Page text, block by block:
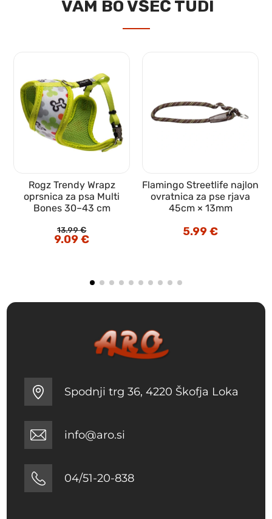
VAM BO VŠEČ TUDI
Rogz Trendy Wrapz
oprsnica za psa Multi
Bones 30–43 cm
13.99€
Izvirna
cena
9.09€Trenutna
cena
Flamingo Streetlife najlon
ovratnica za pse rjava
45cm × 13mm
5.99€
Spodnji trg 36, 4220 Škofja Loka
info@aro.si
04/51-20-838